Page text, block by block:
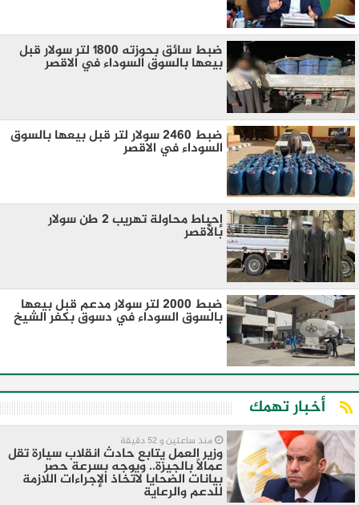
ضبط سائق بحوزته 1800 لتر سولار قبل
بيعها بالسوق السوداء في الاقصر
ضبط 2460 سولار لتر قبل بيعها بالسوق
السوداء في الاقصر
إحباط محاولة تهريب 2 طن سولار
بالأقصر
ضبط 2000 لتر سولار مدعم قبل بيعها
بالسوق السوداء في دسوق بكفر الشيخ
أخبار تهمك
منذ ساعتين و 52 دقيقة
وزير العمل يتابع حادث انقلاب سيارة تقل
عمالًا بالجيزة.. ويوجه بسرعة حصر
بيانات الضحايا لاتخاذ الإجراءات اللازمة
للدعم والرعاية